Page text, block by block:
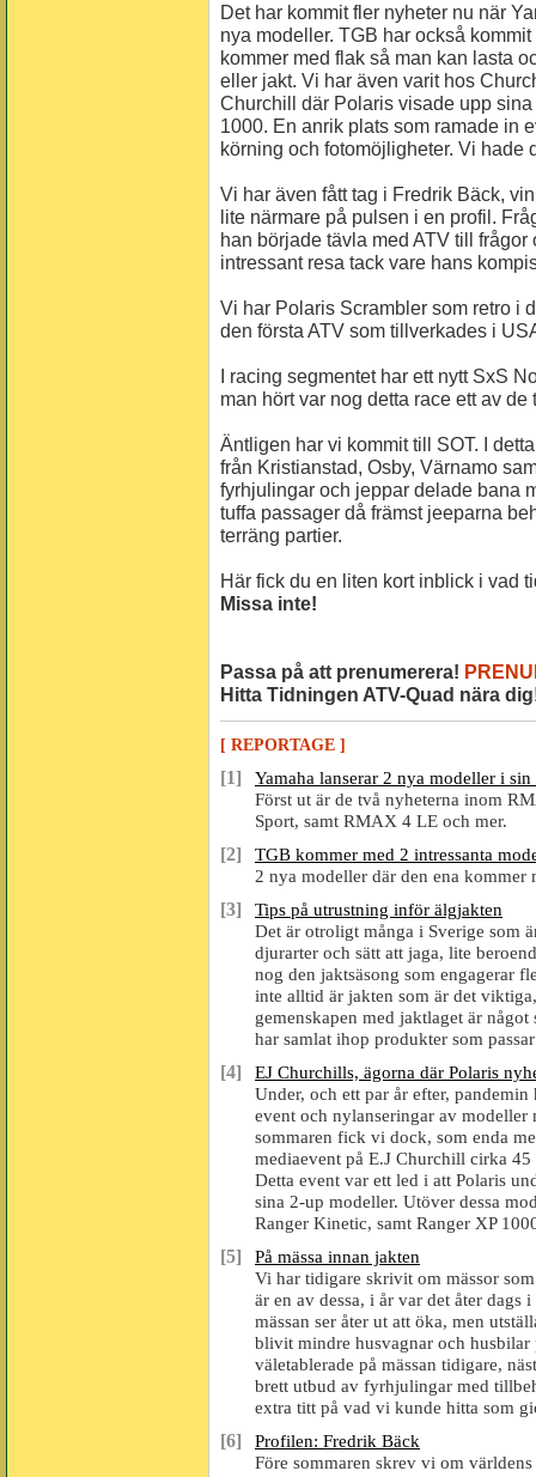
Det har kommit fler nyheter nu när
nya modeller. TGB har också
kommer med flak så man kan lasta
eller jakt. Vi har även varit hos
Churchill där Polaris visade upp
1000. En anrik plats som ramade in
körning och fotomöjligheter. Vi hade
Vi har även fått tag i Fredrik Bäck,
lite närmare på pulsen i en profil.
han började tävla med ATV till
intressant resa tack vare hans
Vi har Polaris Scrambler som retro i
den första ATV som tillverkades i
I racing segmentet har ett nytt SxS
man hört var nog detta race ett av de
Äntligen har vi kommit till SOT. I
från Kristianstad, Osby, Värnamo
fyrhjulingar och jeppar delade bana
tuffa passager då främst jeeparna
terräng partier.
Här fick du en liten kort inblick i vad
Missa inte!
Passa på att prenumerera!
Hitta Tidningen ATV-Quad nära
[ REPORTAGE ]
[1]
Yamaha lanserar 2 nya modeller i
Först ut är de två nyheterna inom
Sport, samt RMAX 4 LE och mer.
[2]
TGB kommer med 2 intressanta
2 nya modeller där den ena
[3]
Tips på utrustning inför älgjakten
Det är otroligt många i Sverige som
djurarter och sätt att jaga, lite
nog den jaktsäsong som engagerar
inte alltid är jakten som är det
gemenskapen med jaktlaget är
har samlat ihop produkter som
[4]
EJ Churchills, ägorna där Polaris
Under, och ett par år efter,
event och nylanseringar av
sommaren fick vi dock, som enda
mediaevent på E.J Churchill cirka
Detta event var ett led i att Polaris
sina 2-up modeller. Utöver dessa
Ranger Kinetic, samt Ranger XP
[5]
På mässa innan jakten
Vi har tidigare skrivit om mässor
är en av dessa, i år var det åter
mässan ser åter ut att öka, men
blivit mindre husvagnar och
väletablerade på mässan tidigare,
brett utbud av fyrhjulingar med
extra titt på vad vi kunde hitta som
[6]
Profilen: Fredrik Bäck
Före sommaren skrev vi om